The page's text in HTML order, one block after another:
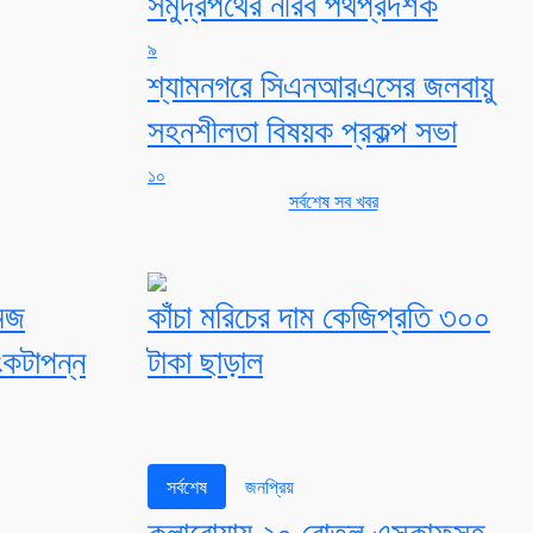
৯
শ্যামনগরে সিএনআরএসের জলবায়ু
সহনশীলতা বিষয়ক প্রকল্প সভা
১০
সর্বশেষ সব খবর
কাঁচা মরিচের দাম কেজিপ্রতি ৩০০
টাকা ছাড়াল
সর্বশেষ জনপ্রিয়